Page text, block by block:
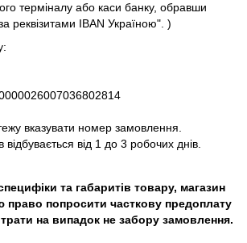
терміналу або каси банку, обравши
реквізитами IBAN Україною". )
вказувати номер замовлення.
від 1 до 3 робочих днів.
та габаритів товару, магазин
право попросити часткову предоплату
на випадок не забору замовлення.